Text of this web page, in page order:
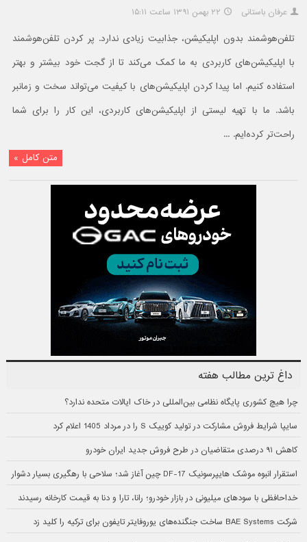
عرفان باستانی ۲۲ بهمن ۱۳۹۱ ساعت ۱۵:۱۱
تلفن‌هوشمند بدون اپلیکیشن، جذابیت زیادی ندارد. پر کردن تلفن‌هوشمند
با اپلیکیشن‌های کاربردی به ما کمک می‌کند تا از گجت خود بیشتر و بهتر
استفاده کنیم. اما پیدا کردن اپلیکیشن‌های با کیفیت می‌تواند سخت و زمانبر
باشد. ما با تهیه لیستی از اپلیکیشن‌های کاربردی، این کار را برای شما
راحت‌تر کرده‌ایم. ...
متن کامل »
داغ ترین مطالب هفته
چرا هیچ کشوری پایگاه نظامی بین‌المللی در خاک ایالات متحده ندارد؟
سایپا شرایط فروش مشارکت در تولید کوییک S را در مرداد 1405 اعلام کرد
کاهش ۹۱ درصدی متقاضیان در طرح فروش جدید ایران خودرو
استقرار انبوه موشک هایپرسونیک DF-17 چین آغاز شد؛ سلاحی با رهگیری بسیار دشوار
خداحافظی با سودهای میلیونی در بازار خودرو؛ رانا، تارا و دنا به قیمت کارخانه رسیدند
شرکت BAE Systems ساخت جنگنده‌های یوروفایتر تایفون برای ترکیه را کلید زد